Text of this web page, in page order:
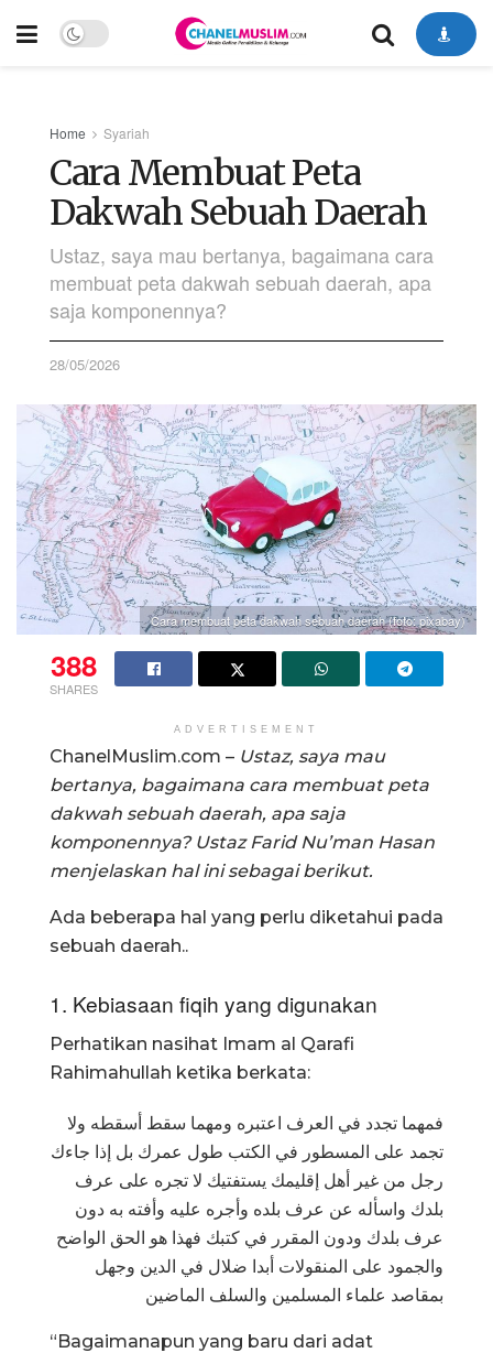
Home Syariah
Cara Membuat Peta
Dakwah Sebuah Daerah
Ustaz, saya mau bertanya, bagaimana cara
membuat peta dakwah sebuah daerah, apa
saja komponennya?
28/05/2026
Cara membuat peta dakwah sebuah daerah (foto: pixabay)
388
SHARES
ADVERTISEMENT
ChanelMuslim.com – Ustaz, saya mau
bertanya, bagaimana cara membuat peta
dakwah sebuah daerah, apa saja
komponennya? Ustaz Farid Nu’man Hasan
menjelaskan hal ini sebagai berikut.
Ada beberapa hal yang perlu diketahui pada
sebuah daerah..
1. Kebiasaan fiqih yang digunakan
Perhatikan nasihat Imam al Qarafi
Rahimahullah ketika berkata:
فمهما تجدد في العرف اعتبره ومهما سقط أسقطه ولا
تجمد على المسطور في الكتب طول عمرك بل إذا جاءك
رجل من غير أهل إقليمك يستفتيك لا تجره على عرف
بلدك واسأله عن عرف بلده وأجره عليه وأفته به دون
عرف بلدك ودون المقرر في كتبك فهذا هو الحق الواضح
والجمود على المنقولات أبدا ضلال في الدين وجهل
بمقاصد علماء المسلمين والسلف الماضين
“Bagaimanapun yang baru dari adat